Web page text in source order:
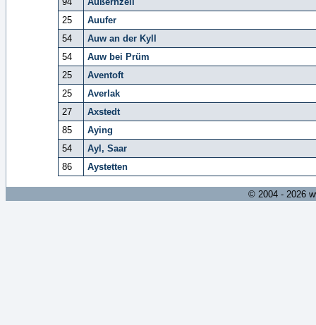
25
Auufer
54
Auw an der Kyll
54
Auw bei Prüm
25
Aventoft
25
Averlak
27
Axstedt
85
Aying
54
Ayl, Saar
86
Aystetten
© 2004 - 2026